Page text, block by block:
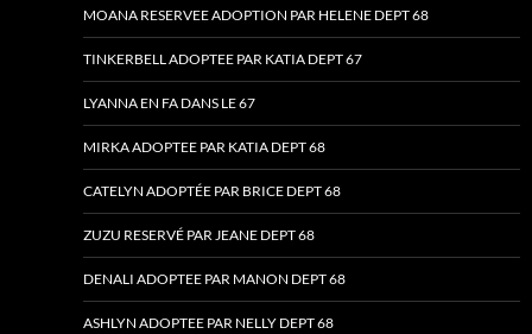
MOANA RESERVEE ADOPTION PAR HELENE DEPT 68
TINKERBELL ADOPTEE PAR KATIA DEPT 67
LYANNA EN FA DANS LE 67
MIRKA ADOPTEE PAR KATIA DEPT 68
CATELYN ADOPTÉE PAR BRICE DEPT 68
ZUZU RESERVÉ PAR JEANE DEPT 68
DENALI ADOPTEE PAR MANON DEPT 68
ASHLYN ADOPTEE PAR NELLY DEPT 68